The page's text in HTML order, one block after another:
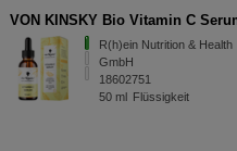
VON KINSKY Bio Vitamin C
R(h)ein Nutrition & Health
GmbH
18602751
50 ml Flüssigkeit